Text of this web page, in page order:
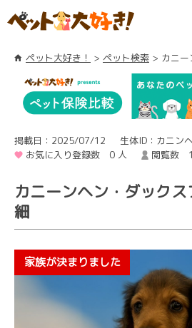
ペット大好き！ ペット検索 カニー
掲載日：2025/07/12
生体ID：カニン
お気に入り登録数 0 人
閲覧数
カニーンヘン・ダック
細